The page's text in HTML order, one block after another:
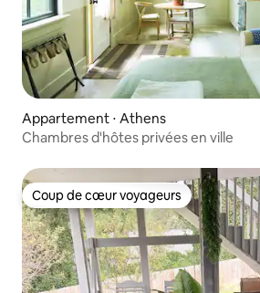
Appartement ⋅ Athens
Chambres d'hôtes privées en ville
Coup de cœur voyageurs
Coup de cœur voyageurs